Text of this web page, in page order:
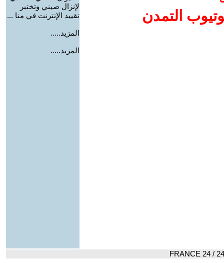
التمدن
لإنزال صيني وتختبر
تقييد الإنترنت في منا ...
المزيد.....
المزيد.....